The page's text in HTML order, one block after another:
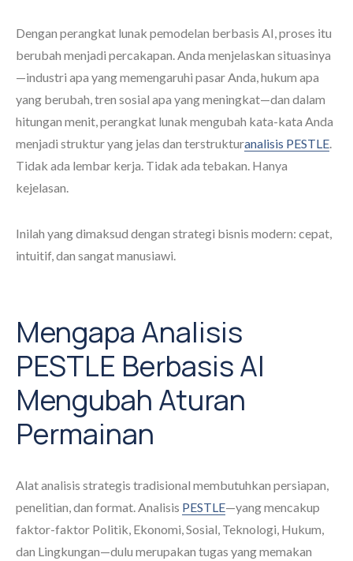
Dengan perangkat lunak pemodelan berbasis AI, proses itu
berubah menjadi percakapan. Anda menjelaskan situasinya
—industri apa yang memengaruhi pasar Anda, hukum apa
yang berubah, tren sosial apa yang meningkat—dan dalam
hitungan menit, perangkat lunak mengubah kata-kata Anda
menjadi struktur yang jelas dan terstrukturanalisis PESTLE.
Tidak ada lembar kerja. Tidak ada tebakan. Hanya
kejelasan.
Inilah yang dimaksud dengan strategi bisnis modern: cepat,
intuitif, dan sangat manusiawi.
Mengapa Analisis
PESTLE Berbasis AI
Mengubah Aturan
Permainan
Alat analisis strategis tradisional membutuhkan persiapan,
penelitian, dan format. Analisis PESTLE—yang mencakup
faktor-faktor Politik, Ekonomi, Sosial, Teknologi, Hukum,
dan Lingkungan—dulu merupakan tugas yang memakan